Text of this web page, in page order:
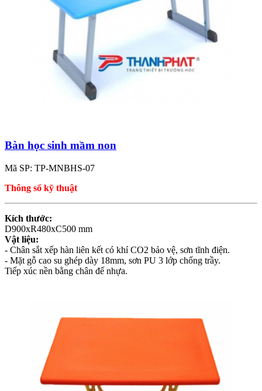
Bàn học sinh mầm non
Mã SP: TP-MNBHS-07
Thông số kỹ thuật
Kích thước:
D900xR480xC500 mm
Vật liệu:
- Chân sắt xếp hàn liên kết có khí CO2 bảo vệ, sơn tĩnh điện.
- Mặt gỗ cao su ghép dày 18mm, sơn PU 3 lớp chống trầy.
Tiếp xúc nền bằng chân đế nhựa.